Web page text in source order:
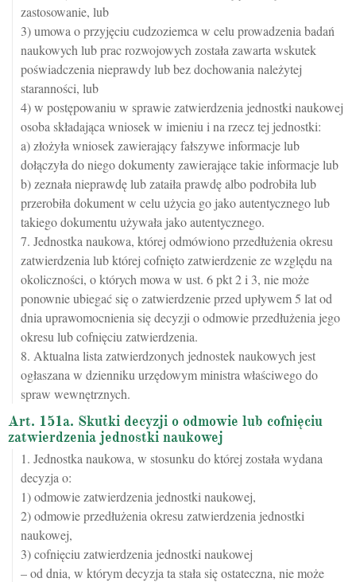
zastosowanie, lub
3) umowa o przyjęciu cudzoziemca w celu prowadzenia badań
naukowych lub prac rozwojowych została zawarta wskutek
poświadczenia nieprawdy lub bez dochowania należytej
staranności, lub
4) w postępowaniu w sprawie zatwierdzenia jednostki naukowej
osoba składająca wniosek w imieniu i na rzecz tej jednostki:
a) złożyła wniosek zawierający fałszywe informacje lub
dołączyła do niego dokumenty zawierające takie informacje lub
b) zeznała nieprawdę lub zataiła prawdę albo podrobiła lub
przerobiła dokument w celu użycia go jako autentycznego lub
takiego dokumentu używała jako autentycznego.
7. Jednostka naukowa, której odmówiono przedłużenia okresu
zatwierdzenia lub której cofnięto zatwierdzenie ze względu na
okoliczności, o których mowa w ust. 6 pkt 2 i 3, nie może
ponownie ubiegać się o zatwierdzenie przed upływem 5 lat od
dnia uprawomocnienia się decyzji o odmowie przedłużenia jego
okresu lub cofnięciu zatwierdzenia.
8. Aktualna lista zatwierdzonych jednostek naukowych jest
ogłaszana w dzienniku urzędowym ministra właściwego do
spraw wewnętrznych.
Art. 151a. Skutki decyzji o odmowie lub cofnięciu
zatwierdzenia jednostki naukowej
1. Jednostka naukowa, w stosunku do której została wydana
decyzja o:
1) odmowie zatwierdzenia jednostki naukowej,
2) odmowie przedłużenia okresu zatwierdzenia jednostki
naukowej,
3) cofnięciu zatwierdzenia jednostki naukowej
– od dnia, w którym decyzja ta stała się ostateczna, nie może